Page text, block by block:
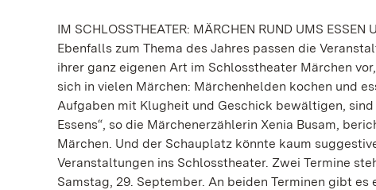
IM SCHLOSSTHEATER: MÄRCHEN RUND UMS ESSEN
Ebenfalls zum Thema des Jahres passen die
ihrer ganz eigenen Art im Schlosstheater Märchen
sich in vielen Märchen: Märchenhelden kochen und
Aufgaben mit Klugheit und Geschick bewältigen,
Essens“, so die Märchenerzählerin Xenia Busam,
Märchen. Und der Schauplatz könnte kaum
Veranstaltungen ins Schlosstheater. Zwei Termine
Samstag, 29. September. An beiden Terminen gibt